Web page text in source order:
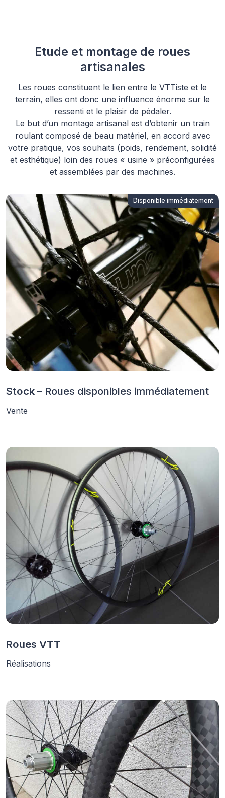
Etude et montage de roues
artisanales
Les roues constituent le lien entre le VTTiste et le
terrain, elles ont donc une influence énorme sur le
ressenti et le plaisir de pédaler.
Le but d’un montage artisanal est d’obtenir un train
roulant composé de beau matériel, en accord avec
votre pratique, vos souhaits (poids, rendement, solidité
et esthétique) loin des roues « usine » préconfigurées
et assemblées par des machines.
Disponible immédiatement
Stock – Roues disponibles immédiatement
Vente
Roues VTT
Réalisations